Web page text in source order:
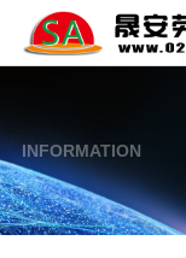
INFORMATION